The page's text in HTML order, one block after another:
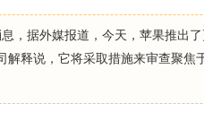
，据外媒报道，今天，苹果推出
解释说，它将采取措施来审查聚